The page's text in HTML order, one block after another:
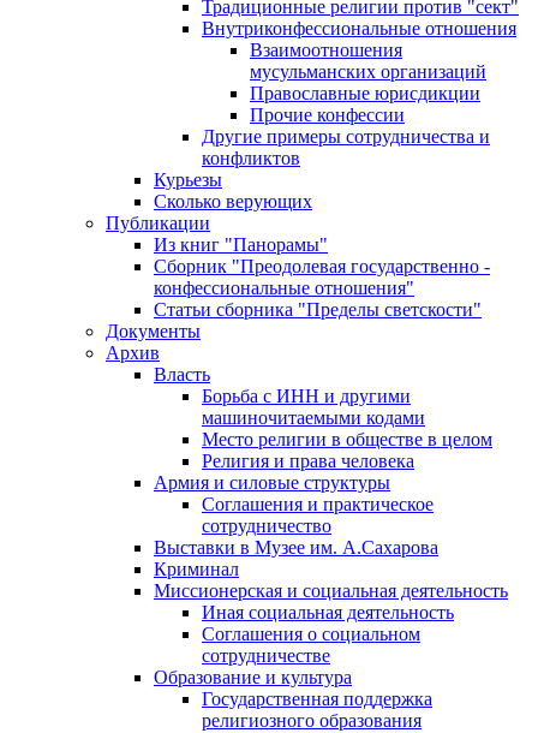
Традиционные религии против "сект"
Внутриконфессиональные отношения
Взаимоотношения
мусульманских организаций
Православные юрисдикции
Прочие конфессии
Другие примеры сотрудничества и
конфликтов
Курьезы
Сколько верующих
Публикации
Из книг "Панорамы"
Сборник "Преодолевая государственно -
конфессиональные отношения"
Статьи сборника "Пределы светскости"
Документы
Архив
Власть
Борьба с ИНН и другими
машиночитаемыми кодами
Место религии в обществе в целом
Религия и права человека
Армия и силовые структуры
Соглашения и практическое
сотрудничество
Выставки в Музее им. А.Сахарова
Криминал
Миссионерская и социальная деятельность
Иная социальная деятельность
Соглашения о социальном
сотрудничестве
Образование и культура
Государственная поддержка
религиозного образования